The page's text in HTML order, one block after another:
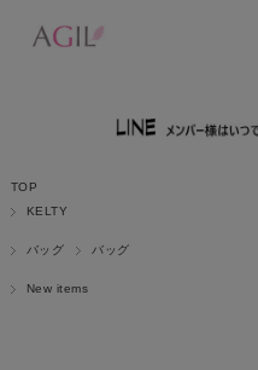
TOP
KELTY
バッグ バッグ
New items